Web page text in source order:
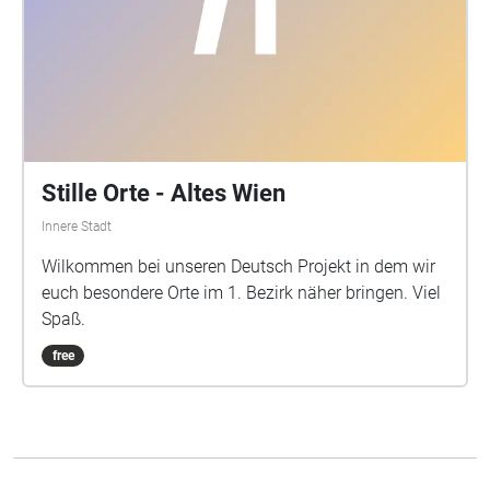
Stille Orte - Altes Wien
Innere Stadt
Wilkommen bei unseren Deutsch Projekt in dem wir
euch besondere Orte im 1. Bezirk näher bringen. Viel
Spaß.
free